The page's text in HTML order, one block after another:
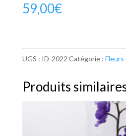
59,00€
UGS : ID-2022 Catégorie : Fleurs
Produits